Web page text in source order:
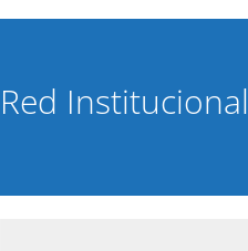
Red Institucional